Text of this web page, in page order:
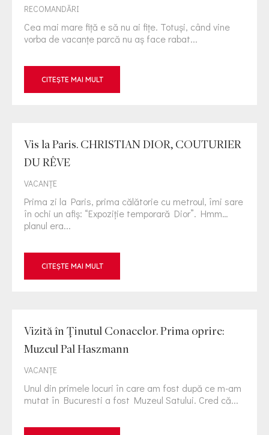
RECOMANDĂRI
Cea mai mare fiță e să nu ai fițe. Totuși, când vine
vorba de vacanțe parcă nu aș face rabat...
CITEȘTE MAI MULT
Vis la Paris. CHRISTIAN DIOR, COUTURIER
DU RÊVE
VACANȚE
Prima zi la Paris, prima călătorie cu metroul, îmi sare
în ochi un afiș: “Expoziție temporară Dior”. Hmm…
planul era...
CITEȘTE MAI MULT
Vizită în Ținutul Conacelor. Prima oprire:
Muzeul Pal Haszmann
VACANȚE
Unul din primele locuri în care am fost după ce m-am
mutat în Bucuresti a fost Muzeul Satului. Cred că...